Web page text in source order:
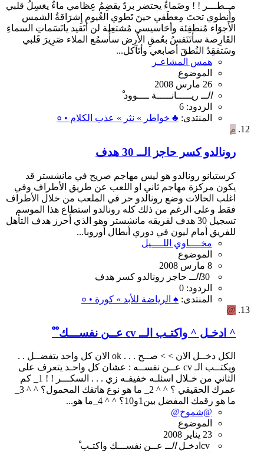
مــطـــر ! ! وضَماءٌ يحتضر بردٌ يقضِمُ عِظامي ماءٌ يغسِلُ قلبي
وأَنطوي تحتَ مِعطَفي حينَ تَطوي الغُيوم إِشرَاقةُ الشمس
الأَجوَاء مُنطفِئة وأحَاسيسي مُشتعِلة لن أتَقيد يانَسَماتِ السماءِ
القَارِصة سأتَنَفسُ بعُمقِ الأَرض سأُسمُع الملاء صَرِيرَ قَلبي
وسَتفقِدُ النُطقَ أصابعي وأتَآكل...
همس المشاعـر
الموضوع
26 مارس 2008
الــ ريـــــانـــــة ــــوود
الردود: 6
المنتدى: ♣ خواطر » نثر » عذب الكلام • ०
م
رونالدو كسر حاجز الــ 30 هدف
كرستيانو رونالدو هو ليس مهاجم صريح في مانشستر قد
يكون مركزة مهاجم ثاني او اللعب عن طريق الأطراف وفي
اغلب الحالات وضع رونالدو حر في الملعب من خلال الأطراف
فقط وعلى الرغم من ذلك كله رونالدو استطاع هذا الموسم
تسجيل 30 هدف لفريقه مانشستر وهو الذي أحرز هدف التأهل
للفريق أمام ليون في دوري أبطال أوروبا...
مخــــاوي اللــــيل
الموضوع
8 مارس 2008
30الــ حاجز رونالدو كسر هدف
الردود: 0
المنتدى: ♠ الرياضة للأبد » كورة • ०
@
^ ادخـل ^ واكتـب الــ cv عــن نفســـك ْ ْ
الكل دخــل الان > > صــح . . . ok الان كل واحد يتفضــل . .
ويكتــب الـ cv عــن نفســه : عشان كل واحـد يتعرف على
الثاني من خـلال اسئلـه خفيفـه زي . . . السكـــر ! ! 1_ كم
ما هو رقمك المفضل بين1و10؟ ^ ^ 4_ما هو...
@شموخ@
الموضوع
23 يناير 2008
cv ادخـلالــ عــن نفســـك واكتـب